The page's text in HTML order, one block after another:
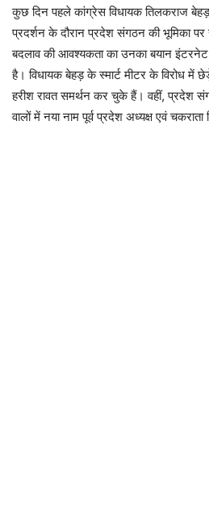
कुछ दिन पहले कांग्रेस विधायक तिलकराज
प्रदर्शन के दौरान प्रदेश संगठन की भूमिका
बदलाव की आवश्यकता का उनका बयान इंटरनेट
है। विधायक बेहड़ के स्मार्ट मीटर के विरोध में
हरीश रावत समर्थन कर चुके हैं। वहीं, प्रदेश
वालों में नया नाम पूर्व प्रदेश अध्यक्ष एवं